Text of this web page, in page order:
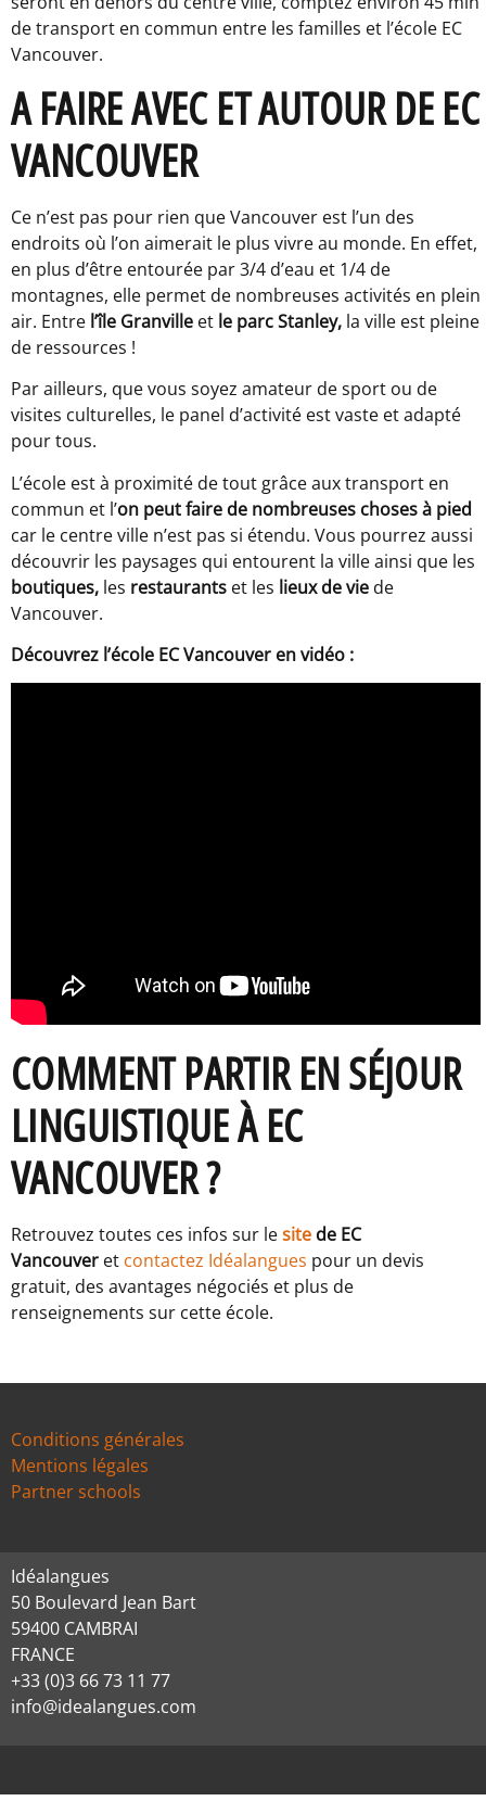
de transport en commun entre les familles et l’école EC
Vancouver.
A FAIRE AVEC ET AUTOUR DE EC
VANCOUVER
Ce n’est pas pour rien que Vancouver est l’un des
endroits où l’on aimerait le plus vivre au monde. En effet,
en plus d’être entourée par 3/4 d’eau et 1/4 de
montagnes, elle permet de nombreuses activités en plein
air. Entre l’île Granville et le parc Stanley, la ville est pleine
de ressources !
Par ailleurs, que vous soyez amateur de sport ou de
visites culturelles, le panel d’activité est vaste et adapté
pour tous.
L’école est à proximité de tout grâce aux transport en
commun et l’on peut faire de nombreuses choses à pied
car le centre ville n’est pas si étendu. Vous pourrez aussi
découvrir les paysages qui entourent la ville ainsi que les
boutiques, les restaurants et les lieux de vie de
Vancouver.
Découvrez l’école EC Vancouver en vidéo :
COMMENT PARTIR EN SÉJOUR
LINGUISTIQUE À EC
VANCOUVER ?
Retrouvez toutes ces infos sur lesite de EC
Vancouver et contactez Idéalangues pour un devis
gratuit, des avantages négociés et plus de
renseignements sur cette école.
Conditions générales
Mentions légales
Partner schools
Idéalangues
50 Boulevard Jean Bart
59400 CAMBRAI
FRANCE
+33 (0)3 66 73 11 77
info@idealangues.com